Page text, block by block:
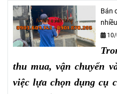
Bán
10/
thu mua, vận chuyển
việc lựa chọn dụng cụ